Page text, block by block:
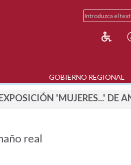
GOBIERNO REGIONAL
'MUJERES...' DE
real